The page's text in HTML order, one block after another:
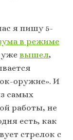
я пишу 5-
в режиме
вышел,
оружие». И
самых
работы, не
есть, как
стрелок с